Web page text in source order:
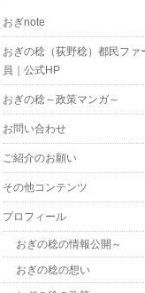
おぎnote
おぎの稔（荻野稔）都民フ
員｜公式HP
おぎの稔～政策マンガ～
お問い合わせ
ご紹介のお願い
その他コンテンツ
プロフィール
おぎの稔の情報公開～
おぎの稔の想い